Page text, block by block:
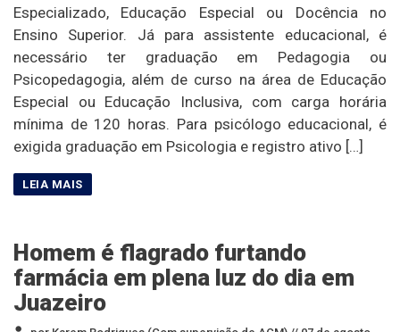
Especializado, Educação Especial ou Docência no
Ensino Superior. Já para assistente educacional, é
necessário ter graduação em Pedagogia ou
Psicopedagogia, além de curso na área de Educação
Especial ou Educação Inclusiva, com carga horária
mínima de 120 horas. Para psicólogo educacional, é
exigida graduação em Psicologia e registro ativo […]
Homem é flagrado furtando
farmácia em plena luz do dia em
Juazeiro